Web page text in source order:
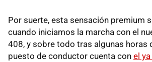
Por suerte, esta sensación premium
cuando iniciamos la marcha con el
408, y sobre todo tras algunas horas
puesto de conductor cuenta con el